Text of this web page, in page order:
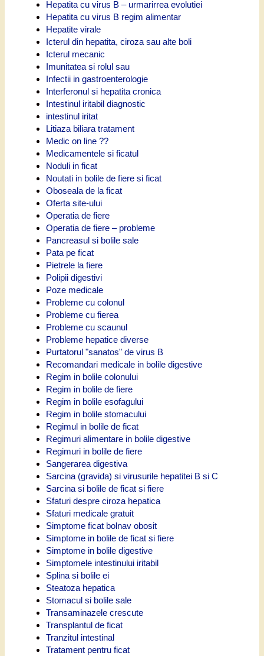
Hepatita cu virus B – urmarirrea evolutiei
Hepatita cu virus B regim alimentar
Hepatite virale
Icterul din hepatita, ciroza sau alte boli
Icterul mecanic
Imunitatea si rolul sau
Infectii in gastroenterologie
Interferonul si hepatita cronica
Intestinul iritabil diagnostic
intestinul iritat
Litiaza biliara tratament
Medic on line ??
Medicamentele si ficatul
Noduli in ficat
Noutati in bolile de fiere si ficat
Oboseala de la ficat
Oferta site-ului
Operatia de fiere
Operatia de fiere – probleme
Pancreasul si bolile sale
Pata pe ficat
Pietrele la fiere
Polipii digestivi
Poze medicale
Probleme cu colonul
Probleme cu fierea
Probleme cu scaunul
Probleme hepatice diverse
Purtatorul "sanatos" de virus B
Recomandari medicale in bolile digestive
Regim in bolile colonului
Regim in bolile de fiere
Regim in bolile esofagului
Regim in bolile stomacului
Regimul in bolile de ficat
Regimuri alimentare in bolile digestive
Regimuri in bolile de fiere
Sangerarea digestiva
Sarcina (gravida) si virusurile hepatitei B si C
Sarcina si bolile de ficat si fiere
Sfaturi despre ciroza hepatica
Sfaturi medicale gratuit
Simptome ficat bolnav obosit
Simptome in bolile de ficat si fiere
Simptome in bolile digestive
Simptomele intestinului iritabil
Splina si bolile ei
Steatoza hepatica
Stomacul si bolile sale
Transaminazele crescute
Transplantul de ficat
Tranzitul intestinal
Tratament pentru ficat